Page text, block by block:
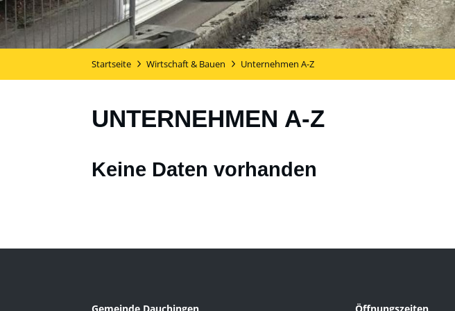
Startseite Wirtschaft & Bauen Unternehmen A-Z
UNTERNEHMEN A-Z
Keine Daten vorhanden